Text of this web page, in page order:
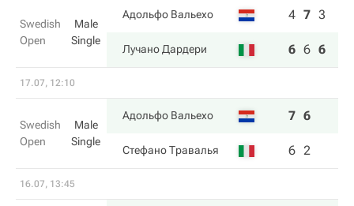
Swedish
Open
Male
Single
Адольфо Вальехо 4 7 3
Лучано Дардери 6 6 6
17.07, 12:10
Swedish
Open
Male
Single
Адольфо Вальехо 7 6
Стефано Травалья 6 2
16.07, 13:45